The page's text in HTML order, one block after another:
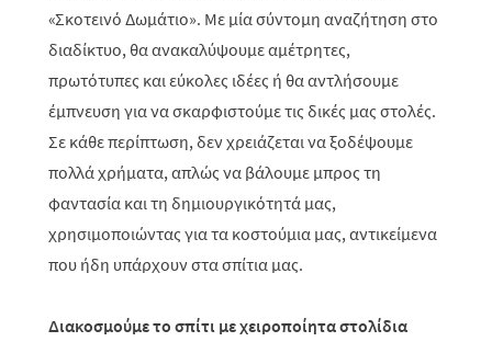
«Σκοτεινό Δωμάτιο». Με μία σύντομη αναζήτηση στο
διαδίκτυο, θα ανακαλύψουμε αμέτρητες,
πρωτότυπες και εύκολες ιδέες ή θα αντλήσουμε
έμπνευση για να σκαρφιστούμε τις δικές μας στολές.
Σε κάθε περίπτωση, δεν χρειάζεται να ξοδέψουμε
πολλά χρήματα, απλώς να βάλουμε μπρος τη
φαντασία και τη δημιουργικότητά μας,
χρησιμοποιώντας για τα κοστούμια μας, αντικείμενα
που ήδη υπάρχουν στα σπίτια μας.
Διακοσμούμε το σπίτι με χειροποίητα στολίδια